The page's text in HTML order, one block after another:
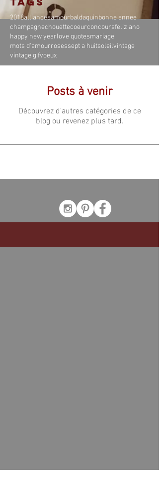
2018alliancesamourbaldaquinbonne annee
champagnechouettecoeurconcoursfeliz ano
happy new yearlove quotesmariage
mots d'amourrosessept a huitsoleilvintage
vintage gifvoeux
Posts à venir
Découvrez d'autres catégories de ce
blog ou revenez plus tard.